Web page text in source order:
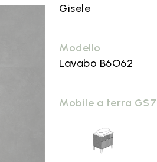
Gisele
Modello
Lavabo B6O62
Mobile a terra